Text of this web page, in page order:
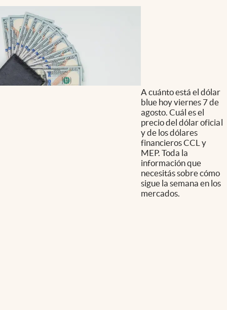
A cuánto está el dólar
blue hoy viernes 7 de
agosto. Cuál es el
precio del dólar oficial
y de los dólares
financieros CCL y
MEP. Toda la
información que
necesitás sobre cómo
sigue la semana en los
mercados.